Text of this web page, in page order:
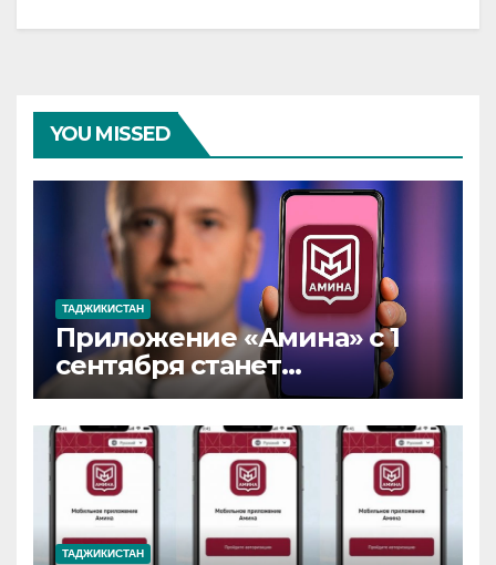
YOU MISSED
ТАДЖИКИСТАН
Приложение «Амина» с 1
сентября станет
обязательным для всех
безвизовых иностранцев в
Москве и Подмосковье
ТАДЖИКИСТАН